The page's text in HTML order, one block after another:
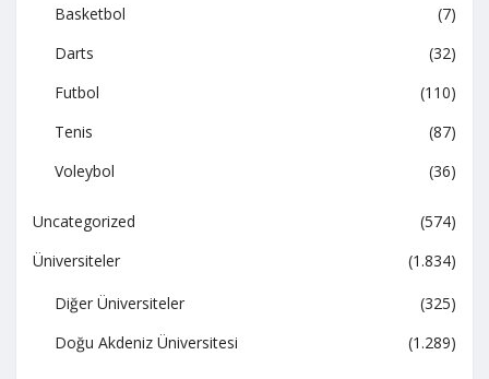
Basketbol
(7)
Darts
(32)
Futbol
(110)
Tenis
(87)
Voleybol
(36)
Uncategorized
(574)
Üniversiteler
(1.834)
Diğer Üniversiteler
(325)
Doğu Akdeniz Üniversitesi
(1.289)